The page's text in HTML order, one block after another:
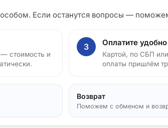
Если останутся вопросы —
стоимость и
3 Оплатите удобно
Картой, по СБП
оплаты пришлём
Возврат
Поможем с обменом и